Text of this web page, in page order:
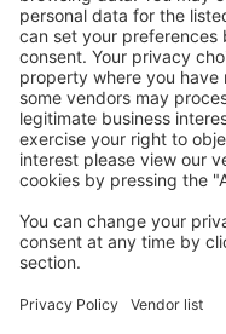
Pokušajte još jednom kad
Copyright © eSky.ba. Sva